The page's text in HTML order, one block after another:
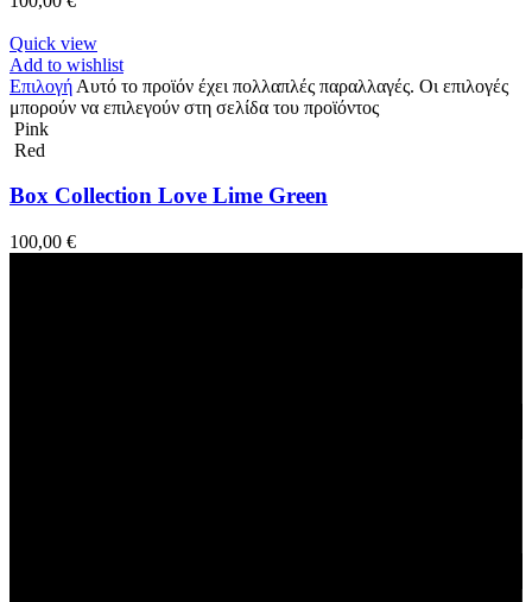
Quick view
Add to wishlist
Επιλογή Αυτό το προϊόν έχει πολλαπλές παραλλαγές. Οι επιλογές
μπορούν να επιλεγούν στη σελίδα του προϊόντος
Pink
Red
Box Collection Love Lime Green
100,00 €